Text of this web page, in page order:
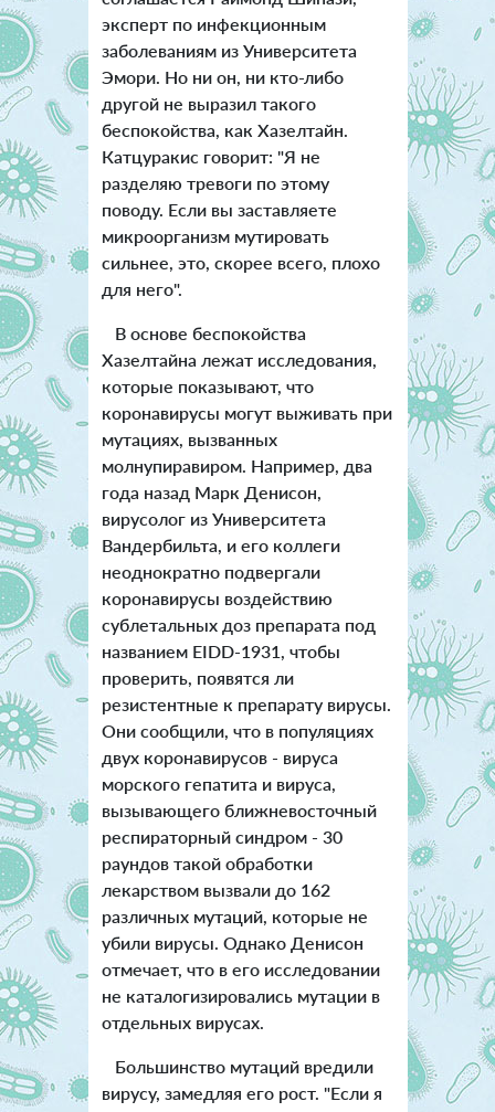
эксперт по инфекционным
заболеваниям из Университета
Эмори. Но ни он, ни кто-либо
другой не выразил такого
беспокойства, как Хазелтайн.
Катцуракис говорит: "Я не
разделяю тревоги по этому
поводу. Если вы заставляете
микроорганизм мутировать
сильнее, это, скорее всего, плохо
для него".
В основе беспокойства
Хазелтайна лежат исследования,
которые показывают, что
коронавирусы могут выживать при
мутациях, вызванных
молнупиравиром. Например, два
года назад Марк Денисон,
вирусолог из Университета
Вандербильта, и его коллеги
неоднократно подвергали
коронавирусы воздействию
сублетальных доз препарата под
названием EIDD-1931, чтобы
проверить, появятся ли
резистентные к препарату вирусы.
Они сообщили, что в популяциях
двух коронавирусов - вируса
морского гепатита и вируса,
вызывающего ближневосточный
респираторный синдром - 30
раундов такой обработки
лекарством вызвали до 162
различных мутаций, которые не
убили вирусы. Однако Денисон
отмечает, что в его исследовании
не каталогизировались мутации в
отдельных вирусах.
Большинство мутаций вредили
вирусу, замедляя его рост. "Если я